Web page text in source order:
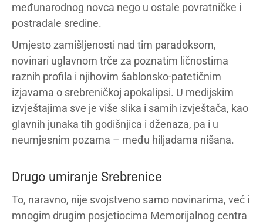
međunarodnog novca nego u ostale povratničke i
postradale sredine.
Umjesto zamišljenosti nad tim paradoksom,
novinari uglavnom trče za poznatim ličnostima
raznih profila i njihovim šablonsko-patetičnim
izjavama o srebreničkoj apokalipsi. U medijskim
izvještajima sve je više slika i samih izvještača, kao
glavnih junaka tih godišnjica i dženaza, pa i u
neumjesnim pozama – među hiljadama nišana.
Drugo umiranje Srebrenice
To, naravno, nije svojstveno samo novinarima, već i
mnogim drugim posjetiocima Memorijalnog centra